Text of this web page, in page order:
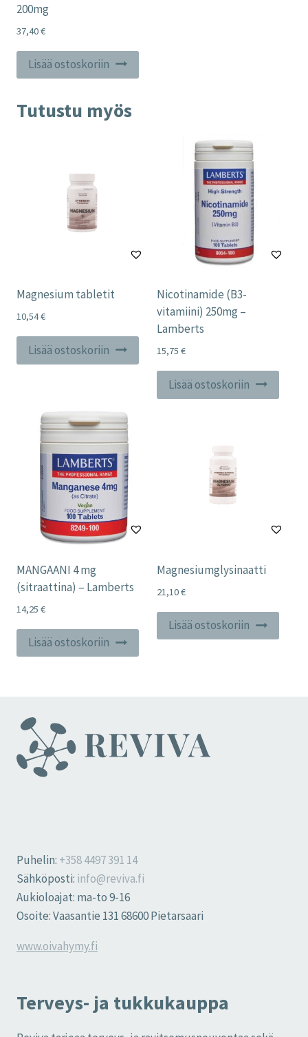
200mg
37,40€
Lisää ostoskoriin
Tutustu myös
Magnesium tabletit
10,54€
Lisää ostoskoriin
Nicotinamide (B3-
vitamiini) 250mg –
Lamberts
15,75 €
Lisää ostoskoriin
MANGAANI 4 mg
(sitraattina) – Lamberts
14,25 €
Lisää ostoskoriin
Magnesiumglysinaatti
21,10€
Lisää ostoskoriin
Puhelin: +358 4497 391 14
Sähköposti: info@reviva.fi
Aukioloajat: ma-to 9-16
Osoite: Vaasantie 131 68600 Pietarsaari
www.oivahymy.fi
Terveys- ja tukkukauppa